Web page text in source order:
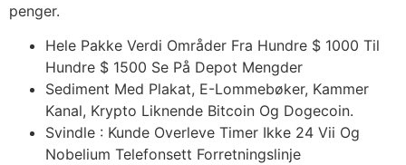
penger.
Hele Pakke Verdi Områder Fra Hundre $ 1000 Til
Hundre $ 1500 Se På Depot Mengder
Sediment Med Plakat, E-Lommebøker, Kammer
Kanal, Krypto Liknende Bitcoin Og Dogecoin.
Svindle : Kunde Overleve Timer Ikke 24 Vii Og
Nobelium Telefonsett Forretningslinje